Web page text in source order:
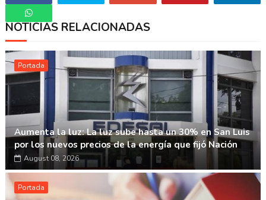
Whatsapp
NOTICIAS RELACIONADAS
Portada
Aumenta la luz: La luz sube hasta un 30% en San Luis
por los nuevos precios de la energía que fijó Nación
August 08, 2026
Portada